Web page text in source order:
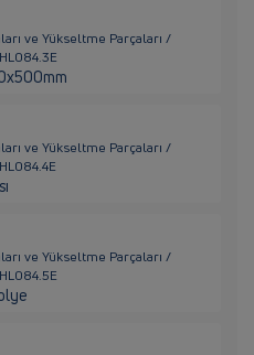
ve Yükseltme Parçaları /
ve Yükseltme Parçaları /
ve Yükseltme Parçaları /